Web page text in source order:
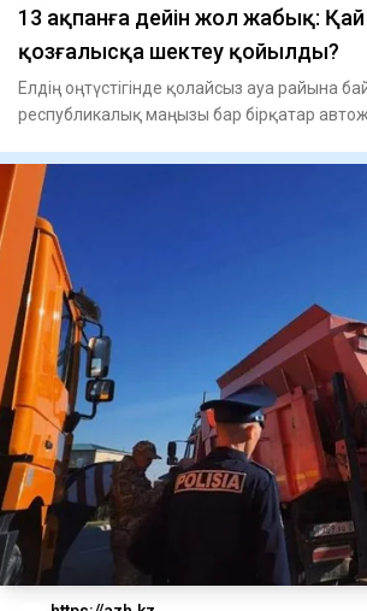
13 ақпанға дейін жол жабық: Қай
қозғалысқа шектеу қойылды?
Елдің оңтүстігінде қолайсыз ауа райына
республикалық маңызы бар бірқатар